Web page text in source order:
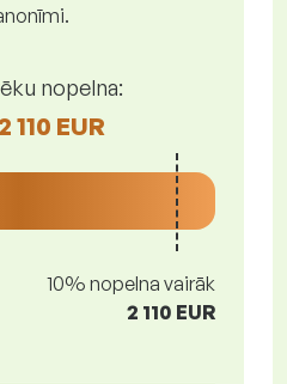
nopelna:
110 EUR
10% nopelna vairāk
2 110 EUR